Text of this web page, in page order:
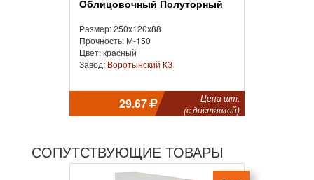
Облицовочный Полуторный
Размер: 250x120x88
Прочность: М-150
Цвет: красный
Завод: Воротынский КЗ
29.67
Цена шт.
(с доставкой)
СОПУТСТВУЮЩИЕ ТОВАРЫ